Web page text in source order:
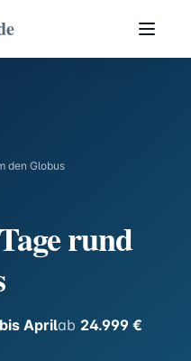
den Globus
rund
Aprilab 24.999 €